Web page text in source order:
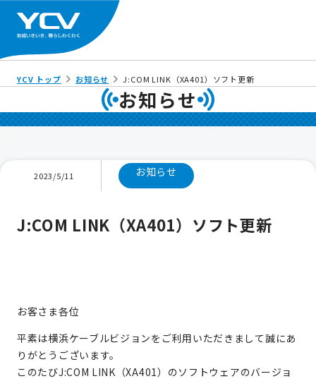
YCV トップ お知らせ J:COM LINK（XA401）ソフト更新
お知らせ
2023/5/11 お知らせ
J:COM LINK（XA401）ソフト更新
お客さま各位
平素は横浜ケーブルビジョンをご利用いただきまして誠にあ
りがとうございます。
このたびJ:COM LINK（XA401）のソフトウェアのバージョ